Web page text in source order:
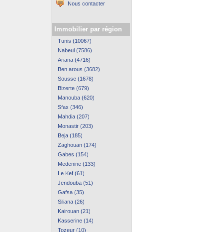
Nous contacter
Immobilier par région
Tunis (10067)
Nabeul (7586)
Ariana (4716)
Ben arous (3682)
Sousse (1678)
Bizerte (679)
Manouba (620)
Sfax (346)
Mahdia (207)
Monastir (203)
Beja (185)
Zaghouan (174)
Gabes (154)
Medenine (133)
Le Kef (61)
Jendouba (51)
Gafsa (35)
Siliana (26)
Kairouan (21)
Kasserine (14)
Tozeur (10)